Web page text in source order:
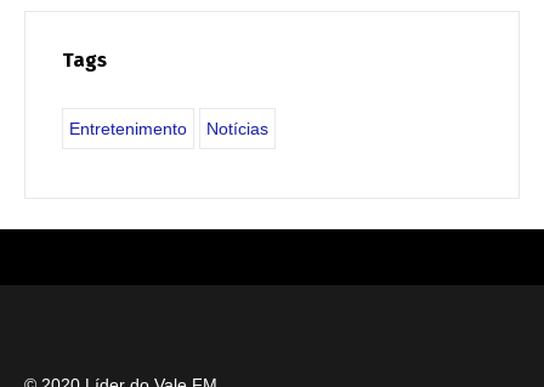
Tags
Entretenimento Notícias